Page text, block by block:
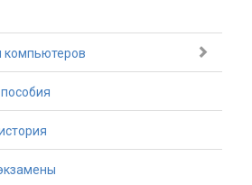
компьютеров